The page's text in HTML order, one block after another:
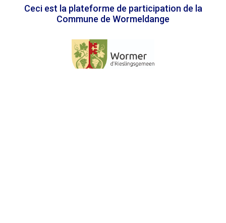
Ceci est la plateforme de participation de la
Commune de Wormeldange